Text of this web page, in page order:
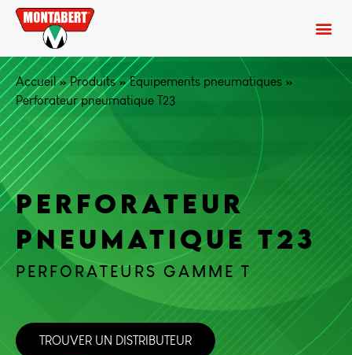
Accueil»Produits»Equipements pneumatiques »
Perforateur pneumatique T23
PERFORATEUR
PNEUMATIQUE T23
PERFORATEURS GAMME T
TROUVER UN DISTRIBUTEUR